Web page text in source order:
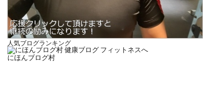
人気ブログランキング
にほんブログ村